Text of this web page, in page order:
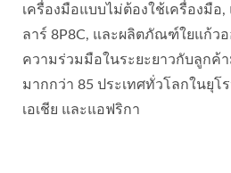
เครื่องมือแบบไม่ต้องใช้เครื่องมือ,
ลาร์ 8P8C, และผลิตภัณฑ์ใยแก้ว
ความร่วมมือในระยะยาวกับลูกค้า
มากกว่า 85 ประเทศทั่วโลกในยุโร
เอเชีย และแอฟริกา